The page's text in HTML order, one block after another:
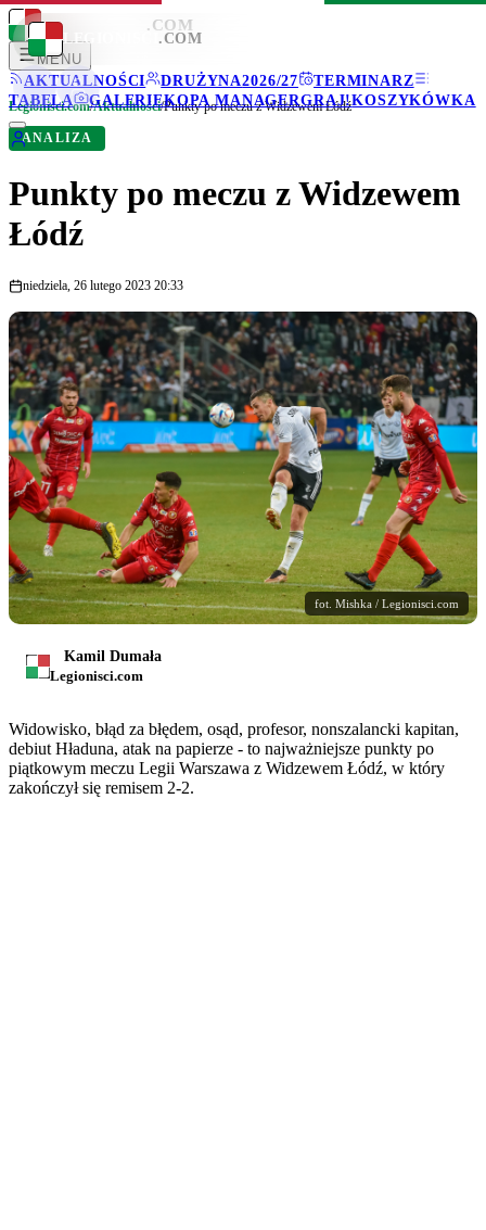
LEGIONISCI .COM
MENU
AKTUALNOŚCI
DRUŻYNA2026/27
TERMINARZ
TABELA
GALERIEKOPA MANAGERGRAJ!KOSZYKÓWKA
LEGIONISCI .COM
Legionisci.com/Aktualności/Punkty po meczu z Widzewem Łódź
ANALIZA
Punkty po meczu z Widzewem
Łódź
niedziela, 26 lutego 2023 20:33
fot. Mishka / Legionisci.com
Kamil Dumała
Legionisci.com
Widowisko, błąd za błędem, osąd, profesor, nonszalancki kapitan,
debiut Hładuna, atak na papierze - to najważniejsze punkty po
piątkowym meczu Legii Warszawa z Widzewem Łódź, w który
zakończył się remisem 2-2.